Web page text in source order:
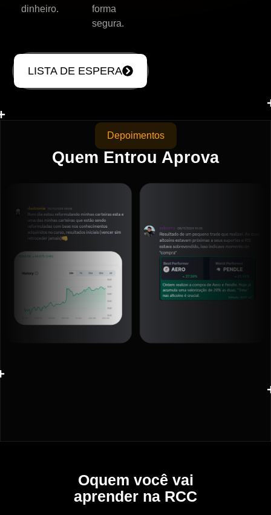
dinheiro.
forma
segura.
LISTA DE ESPERA
Depoimentos
Quem Entrou Aprova
Oquem você vai
aprender na RCC